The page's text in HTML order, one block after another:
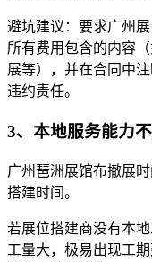
避坑建议：要求广州
所有费用包含的内容
展等），并在合同中
违约责任。
3、本地服务能力
广州琶洲展馆布撤展
搭建时间。
若展位搭建商没有本
工量大，极易出现工